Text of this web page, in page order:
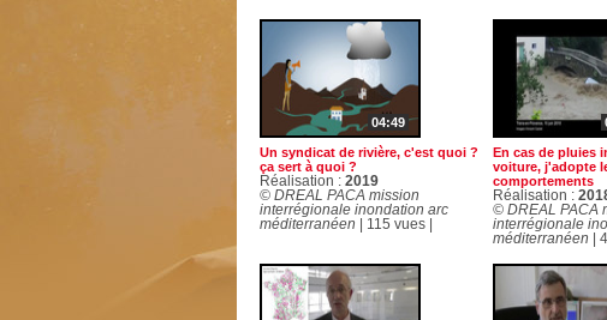
04:49
Un syndicat de rivière, c'est quoi ?
ça sert à quoi ?
Réalisation : 2019
© DREAL PACA mission
interrégionale inondation arc
méditerranéen | 115 vues |
En cas de pluies
voiture, j'adopte
comportements
Réalisation :
© DREAL PACA
interrégionale
méditerranéen |